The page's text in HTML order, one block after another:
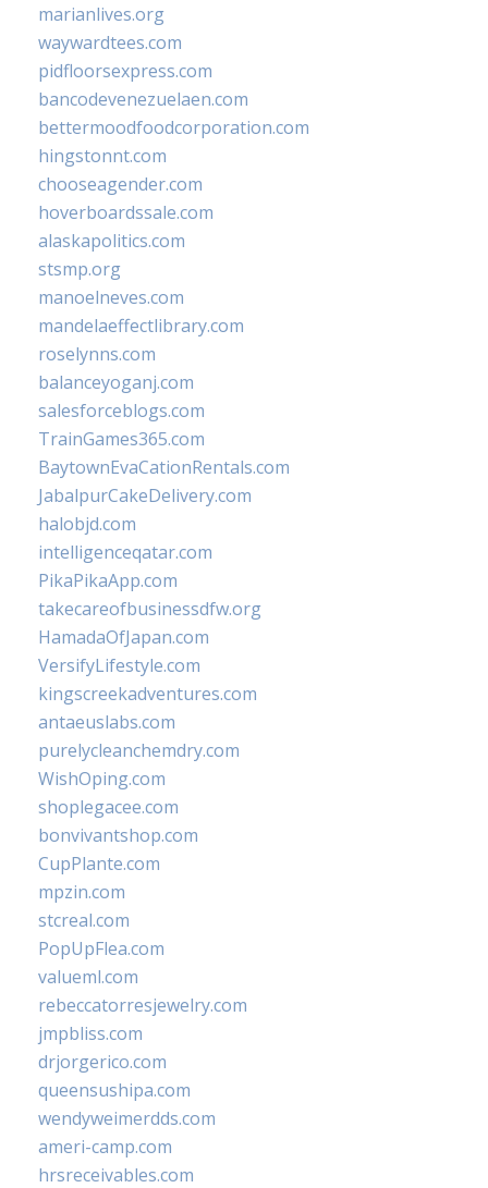
marianlives.org
waywardtees.com
pidfloorsexpress.com
bancodevenezuelaen.com
bettermoodfoodcorporation.com
hingstonnt.com
chooseagender.com
hoverboardssale.com
alaskapolitics.com
stsmp.org
manoelneves.com
mandelaeffectlibrary.com
roselynns.com
balanceyoganj.com
salesforceblogs.com
TrainGames365.com
BaytownEvaCationRentals.com
JabalpurCakeDelivery.com
halobjd.com
intelligenceqatar.com
PikaPikaApp.com
takecareofbusinessdfw.org
HamadaOfJapan.com
VersifyLifestyle.com
kingscreekadventures.com
antaeuslabs.com
purelycleanchemdry.com
WishOping.com
shoplegacee.com
bonvivantshop.com
CupPlante.com
mpzin.com
stcreal.com
PopUpFlea.com
valueml.com
rebeccatorresjewelry.com
jmpbliss.com
drjorgerico.com
queensushipa.com
wendyweimerdds.com
ameri-camp.com
hrsreceivables.com